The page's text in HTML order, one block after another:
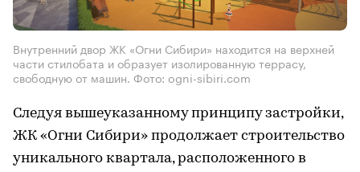
Внутренний двор ЖК «Огни Сибири» находится на верхней
части стилобата и образует изолированную террасу,
свободную от машин. Фото: ogni-sibiri.com
Следуя вышеуказанному принципу застройки,
ЖК «Огни Сибири» продолжает строительство
уникального квартала, расположенного в